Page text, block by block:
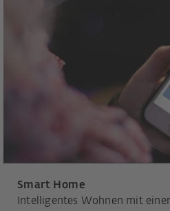
Smart Home
Intelligentes Wohnen mit